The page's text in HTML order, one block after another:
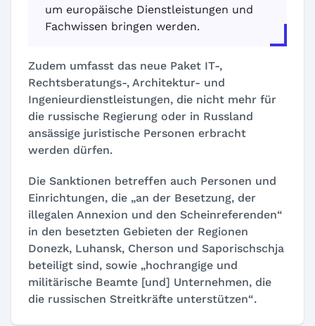
um europäische Dienstleistungen und
Fachwissen bringen werden.
Zudem umfasst das neue Paket IT-,
Rechtsberatungs-, Architektur- und
Ingenieurdienstleistungen, die nicht mehr für
die russische Regierung oder in Russland
ansässige juristische Personen erbracht
werden dürfen.
Die Sanktionen betreffen auch Personen und
Einrichtungen, die „an der Besetzung, der
illegalen Annexion und den Scheinreferenden“
in den besetzten Gebieten der Regionen
Donezk, Luhansk, Cherson und Saporischschja
beteiligt sind, sowie „hochrangige und
militärische Beamte [und] Unternehmen, die
die russischen Streitkräfte unterstützen“.